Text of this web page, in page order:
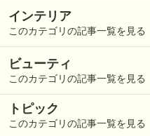
インテリア
このカテゴリの記事一覧を見る
ビューティ
このカテゴリの記事一覧を見る
トピック
このカテゴリの記事一覧を見る